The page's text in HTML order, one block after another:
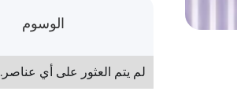
الوسوم
لم يتم العثور على أي عناصر.